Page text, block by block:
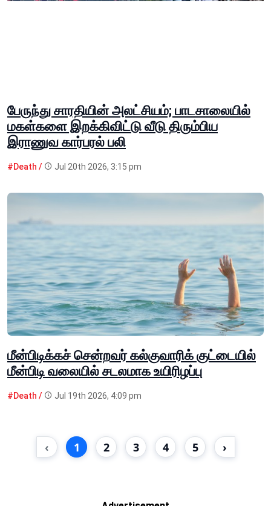
பேருந்து சாரதியின் அலட்சியம்; பாடசாலையில்
மகள்களை இறக்கிவிட்டு வீடு திரும்பிய
இராணுவ கார்பரல் பலி
#Death / Jul 20th 2026, 3:15 pm
மீன்பிடிக்கச் சென்றவர் கல்குவாரிக் குட்டையில்
மீன்பிடி வலையில் சடலமாக உயிரிழப்பு
#Death / Jul 19th 2026, 4:09 pm
‹ 1 2 3 4 5 ›